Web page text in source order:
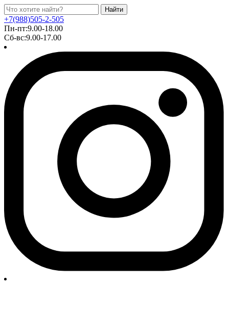
Найти
+7(988)505-2-505
Пн-пт:9.00-18.00
Сб-вс:9.00-17.00